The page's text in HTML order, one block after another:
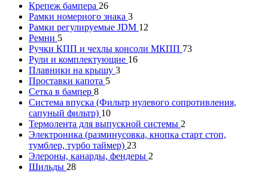
Крепеж бампера 26
Рамки номерного знака 3
Рамки регулируемые JDM 12
Ремни 5
Ручки КПП и чехлы консоли МКПП 73
Рули и комплектующие 16
Плавники на крышу 3
Проставки капота 5
Сетка в бампер 8
Система впуска (Фильтр нулевого сопротивления,
сапуный фильтр) 10
Термолента для выпускной системы 2
Электроника (разминусовка, кнопка старт стоп,
тумблер, турбо таймер) 23
Элероны, канарды, фендеры 2
Шильды 28